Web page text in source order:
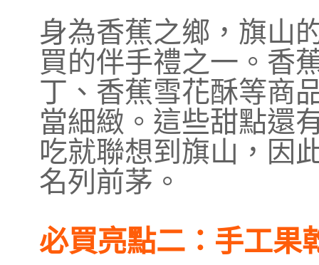
身為香蕉之鄉，旗山
買的伴手禮之一。香
丁、香蕉雪花酥等商
當細緻。這些甜點還
吃就聯想到旗山，因
名列前茅。
必買亮點二：手工果